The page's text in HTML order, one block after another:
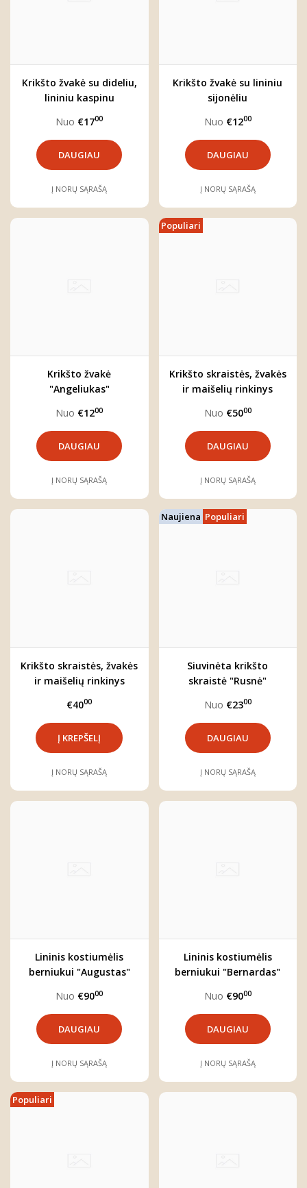
Krikšto žvakė su dideliu,
lininiu kaspinu
Nuo €1700
DAUGIAU
Į NORŲ SĄRAŠĄ
Krikšto žvakė su lininiu
sijonėliu
Nuo €1200
DAUGIAU
Į NORŲ SĄRAŠĄ
Krikšto žvakė
"Angeliukas"
Nuo €1200
DAUGIAU
Į NORŲ SĄRAŠĄ
Populiari
Krikšto skraistės, žvakės
ir maišelių rinkinys
Nuo €5000
DAUGIAU
Į NORŲ SĄRAŠĄ
Krikšto skraistės, žvakės
ir maišelių rinkinys
€4000
Į NORŲ SĄRAŠĄ
Naujiena Populiari
Siuvinėta krikšto
skraistė "Rusnė"
Nuo €2300
DAUGIAU
Į NORŲ SĄRAŠĄ
Lininis kostiumėlis
berniukui "Augustas"
Nuo €9000
DAUGIAU
Į NORŲ SĄRAŠĄ
Lininis kostiumėlis
berniukui "Bernardas"
Nuo €9000
DAUGIAU
Į NORŲ SĄRAŠĄ
Populiari